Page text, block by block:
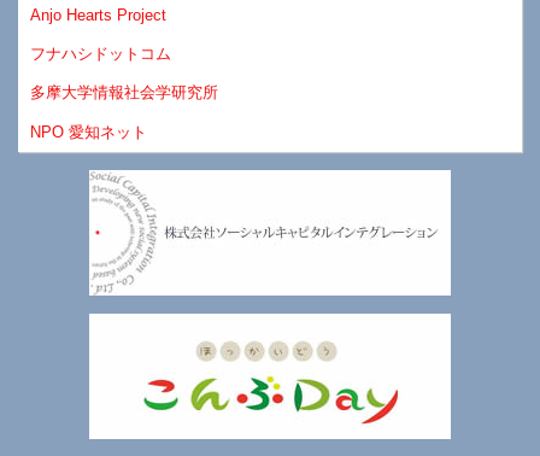
Anjo Hearts Project
フナハシドットコム
多摩大学情報社会学研究所
NPO 愛知ネット